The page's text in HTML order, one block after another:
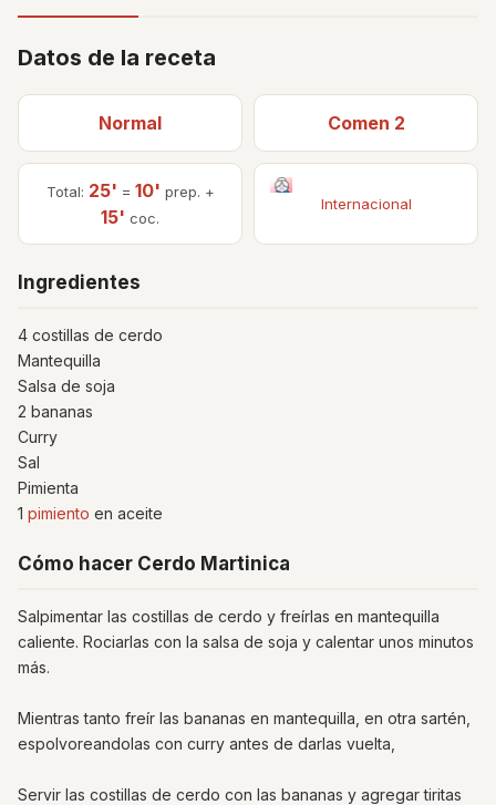
Datos de la receta
Normal Comen 2
Total: 25' = 10' prep. +
15' coc.
Internacional
Ingredientes
4 costillas de cerdo
Mantequilla
Salsa de soja
2 bananas
Curry
Sal
Pimienta
1 pimiento en aceite
Cómo hacer Cerdo Martinica
Salpimentar las costillas de cerdo y freírlas en mantequilla
caliente. Rociarlas con la salsa de soja y calentar unos minutos
más.
Mientras tanto freír las bananas en mantequilla, en otra sartén,
espolvoreandolas con curry antes de darlas vuelta,
Servir las costillas de cerdo con las bananas y agregar tiritas